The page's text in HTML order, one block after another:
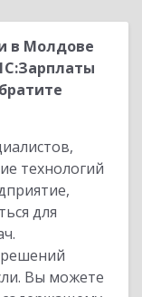
в Молдове
технологий
для
Вы можете